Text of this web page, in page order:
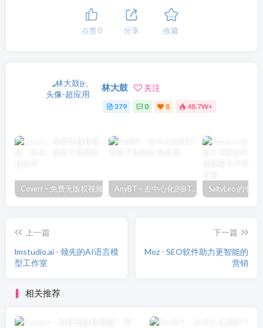
点赞 0 分享 收藏
林大鼓 关注
379 0 8 48.7W+
AnyBT – 去中心化的BT资源下载网站
上一篇
lmstudio.ai - 领先的AI语言模
型工作室
下一篇
Moz - SEO软件助力更智能的
营销
相关推荐